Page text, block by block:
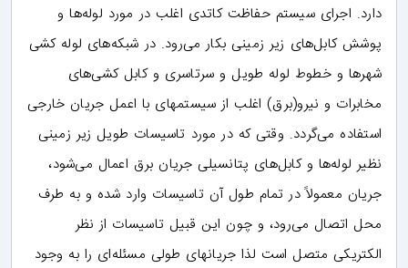
دارد. اجرای سیستم حفاظت کاتدی اغلب در مورد لوله‌ها و
پوشش کابل‌های زیر زمینی بکار می‌رود. در شبکه‌های لوله کشی
شهرها و خطوط لوله طویل و سرتاسری و کابل کشی‌های
مخابرات و نیرو(برق) اغلب از سیستمهای با اعمل جریان خارجی
استفاده می‌گردد. وقتی که در مورد تاسیسات طویل زیر زمینی
نظیر لوله‌ها و کابل‌های پتانسیلی جریان برق اعمال می‌شود،
جریان معمولاً در تمام طول آن تاسیسات وارد شده و به طرف
محل اتصال می‌رود، و چون این قبیل تاسیسات از نظر
الکتریکی متصل است لذا جریانهای طولی مسئله‌ای را به وجود